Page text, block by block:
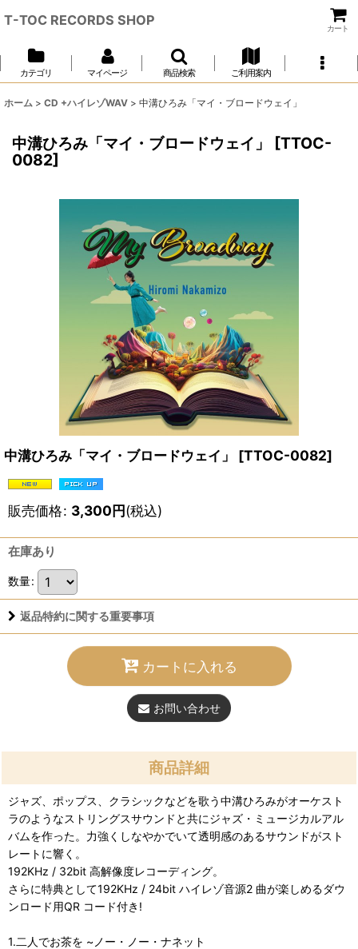
T-TOC RECORDS SHOP
カート
カテゴリ マイページ 商品検索 ご利用案内
ホーム > CD +ハイレゾWAV > 中溝ひろみ「マイ・ブロードウェイ」
中溝ひろみ「マイ・ブロードウェイ」 [TTOC-
0082]
中溝ひろみ「マイ・ブロードウェイ」 [TTOC-0082]
販売価格: 3,300円(税込)
在庫あり
数量:
返品特約に関する重要事項
カートに入れる
お問い合わせ
商品詳細
ジャズ、ポップス、クラシックなどを歌う中溝ひろみがオーケスト
ラのようなストリングスサウンドと共にジャズ・ミュージカルアル
バムを作った。力強くしなやかでいて透明感のあるサウンドがスト
レートに響く。
192KHz / 32bit 高解像度レコーディング。
さらに特典として192KHz / 24bit ハイレゾ音源2 曲が楽しめるダウ
ンロード用QR コード付き!
1.二人でお茶を ~ノー・ノー・ナネット